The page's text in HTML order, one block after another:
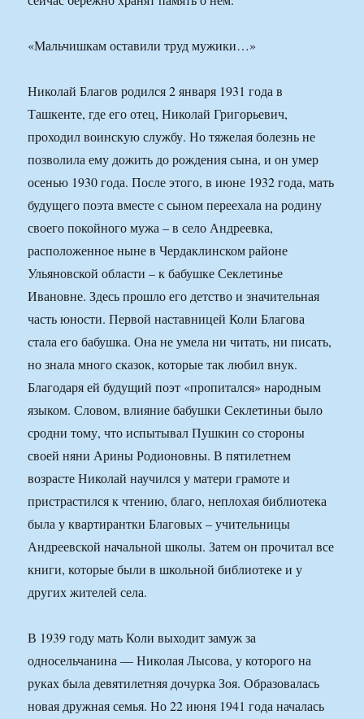
«Мальчишкам оставили труд мужики…»
Николай Благов родился 2 января 1931 года в
Ташкенте, где его отец, Николай Григорьевич,
проходил воинскую службу. Но тяжелая болезнь не
позволила ему дожить до рождения сына, и он умер
осенью 1930 года. После этого, в июне 1932 года, мать
будущего поэта вместе с сыном переехала на родину
своего покойного мужа – в село Андреевка,
расположенное ныне в Чердаклинском районе
Ульяновской области – к бабушке Секлетинье
Ивановне. Здесь прошло его детство и значительная
часть юности. Первой наставницей Коли Благова
стала его бабушка. Она не умела ни читать, ни писать,
но знала много сказок, которые так любил внук.
Благодаря ей будущий поэт «пропитался» народным
языком. Словом, влияние бабушки Секлетиньи было
сродни тому, что испытывал Пушкин со стороны
своей няни Арины Родионовны. В пятилетнем
возрасте Николай научился у матери грамоте и
пристрастился к чтению, благо, неплохая библиотека
была у квартирантки Благовых – учительницы
Андреевской начальной школы. Затем он прочитал все
книги, которые были в школьной библиотеке и у
других жителей села.
В 1939 году мать Коли выходит замуж за
односельчанина — Николая Лысова, у которого на
руках была девятилетняя дочурка Зоя. Образовалась
новая дружная семья. Но 22 июня 1941 года началась